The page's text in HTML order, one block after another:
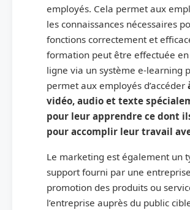
employés. Cela permet aux
les connaissances nécessaires
fonctions correctement et
formation peut être effectuée
ligne via un système e-learning
permet aux employés d’accéder
vidéo, audio et texte
pour leur apprendre ce dont
pour accomplir leur travail
Le marketing est également un
support fourni par une
promotion des produits ou
l’entreprise auprès du public